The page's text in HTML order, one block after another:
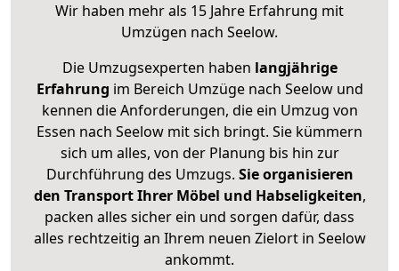
Wir haben mehr als 15 Jahre Erfahrung mit
Umzügen nach Seelow.
Die Umzugsexperten haben langjährige
Erfahrung im Bereich Umzüge nach Seelow und
kennen die Anforderungen, die ein Umzug von
Essen nach Seelow mit sich bringt. Sie kümmern
sich um alles, von der Planung bis hin zur
Durchführung des Umzugs. Sie organisieren
den Transport Ihrer Möbel und Habseligkeiten,
packen alles sicher ein und sorgen dafür, dass
alles rechtzeitig an Ihrem neuen Zielort in Seelow
ankommt.